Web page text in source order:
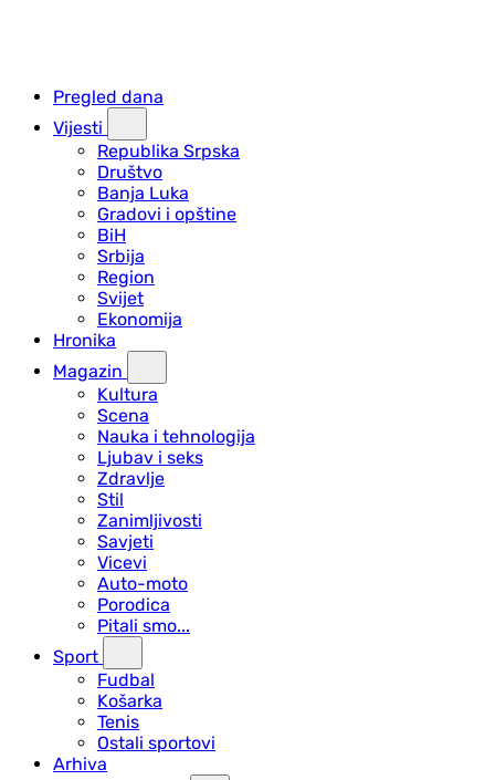
Pregled dana
Vijesti
Republika Srpska
Društvo
Banja Luka
Gradovi i opštine
BiH
Srbija
Region
Svijet
Ekonomija
Hronika
Magazin
Kultura
Scena
Nauka i tehnologija
Ljubav i seks
Zdravlje
Stil
Zanimljivosti
Savjeti
Vicevi
Auto-moto
Porodica
Pitali smo...
Sport
Fudbal
Košarka
Tenis
Ostali sportovi
Arhiva